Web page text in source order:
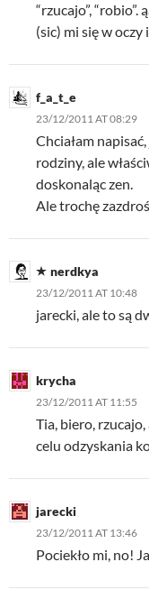
“rzucajo”,
(sic) mi się w oczy
f_a_t_e
23/12/2011 AT 08:29
Chciałam
rodziny, ale
doskonaląc zen.
Ale trochę
nerdkya
23/12/2011 AT 10:48
jarecki, ale to są
krycha
23/12/2011 AT 11:55
Tia, biero,
celu odzyskania
jarecki
23/12/2011 AT 13:46
Pociekło mi, no!